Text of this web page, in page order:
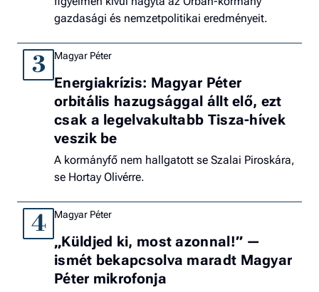
gazdasági és nemzetpolitikai eredményeit.
3 Magyar Péter
Energiakrízis: Magyar Péter
orbitális hazugsággal állt elő, ezt
csak a legelvakultabb Tisza-hívek
veszik be
A kormányfő nem hallgatott se Szalai Piroskára,
se Hortay Olivérre.
4 Magyar Péter
„Küldjed ki, most azonnal!” —
ismét bekapcsolva maradt Magyar
Péter mikrofonja